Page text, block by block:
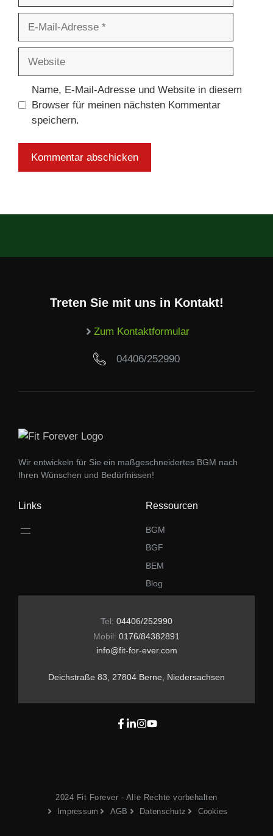
Adresse
Name, E-Mail-Adresse und Website in diesem
Browser für meinen nächsten Kommentar
speichern.
Treten Sie mit uns in Kontakt!
Zum Kontaktformular
04406/252990
Wir entwickeln für Sie ein maßgeschneidertes BGM nach
Ihren Wünschen und Bedürfnissen!
Links Ressourcen
BGM
BGF
BEM
Blog
Tel: 04406/252990
Mobil: 0176/84382891
info@fit-for-ever.com
Deichstraße 83, 27804 Berne, Niedersachsen
2024 Fit Forever - Alle Rechte vorbehalten
Impressum
AGB Datenschutz Cookies